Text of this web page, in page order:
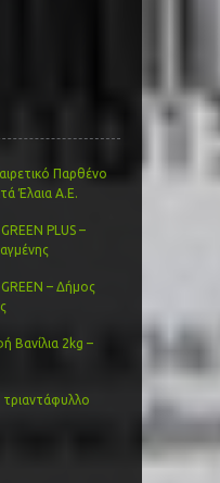
Παρθένο
Έλαια Α.Ε.
PLUS –
– Δήμος
Βανίλια 2kg –